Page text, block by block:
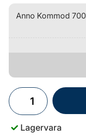
Anno Kommod 700
Lagervara